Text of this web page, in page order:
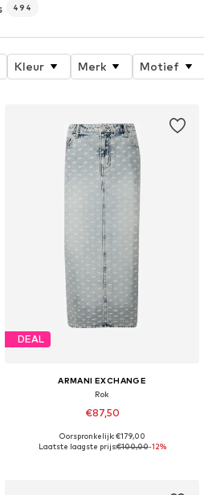
494
Kleur Merk Motief
DEAL
ARMANI EXCHANGE
Rok
€87,50
Beschikbare maten: 32, 34, 36, 38, 40
Oorspronkelijk: €179,00
Laatste laagste prijs:€100,00-12%